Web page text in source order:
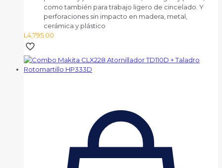
como también para trabajo ligero de cincelado. Y
perforaciones sin impacto en madera, metal,
cerámica y plástico
L4,795.00